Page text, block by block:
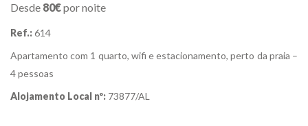
Desde 80€por noite
Ref.:614
Apartamento com 1 quarto, wifi e estacionamento, perto da praia –
4 pessoas
Alojamento Local nº: 73877/AL